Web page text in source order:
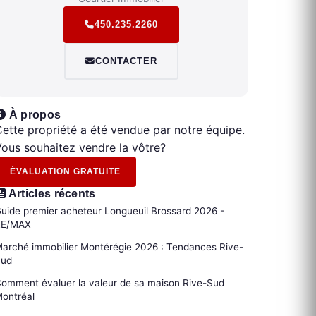
450.235.2260
CONTACTER
À propos
propriété a été vendue par notre équipe.
souhaitez vendre la vôtre?
ÉVALUATION GRATUITE
Articles récents
premier acheteur Longueuil Brossard 2026 -
MAX
immobilier Montérégie 2026 : Tendances Rive-
évaluer la valeur de sa maison Rive-Sud